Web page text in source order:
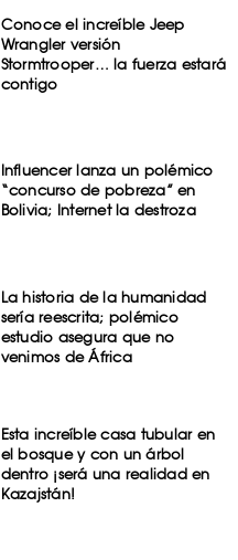
Conoce el increíble Jeep
Wrangler versión
Stormtrooper… la fuerza estará
contigo
Influencer lanza un polémico
“concurso de pobreza” en
Bolivia; Internet la destroza
La historia de la humanidad
sería reescrita; polémico
estudio asegura que no
venimos de África
Esta increíble casa tubular en
el bosque y con un árbol
dentro ¡será una realidad en
Kazajstán!